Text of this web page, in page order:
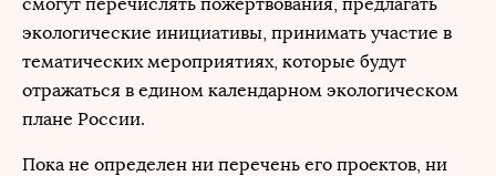
экологические инициативы, принимать участие в
тематических мероприятиях, которые будут
отражаться в едином календарном экологическом
плане России.
Пока не определен ни перечень его проектов, ни